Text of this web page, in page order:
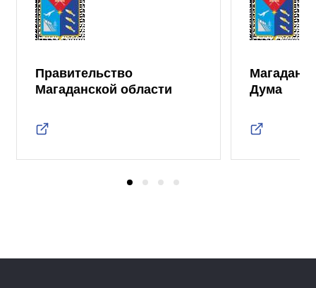
Правительство
Магаданской области
Дума